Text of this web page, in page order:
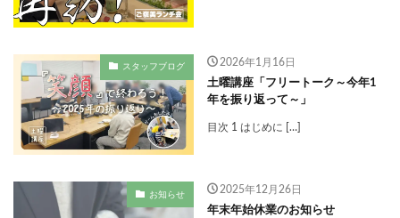
スタッフブログ 2026年1月16日
土曜講座「フリートーク～今年1
年を振り返って～」
目次 1 はじめに […]
お知らせ 2025年12月26日
年末年始休業のお知らせ